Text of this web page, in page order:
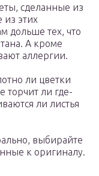
сделанные из
этих
дольше тех, что
А кроме
аллергии.
ли цветки
торчит ли где-
ли листья
выбирайте
к оригиналу.